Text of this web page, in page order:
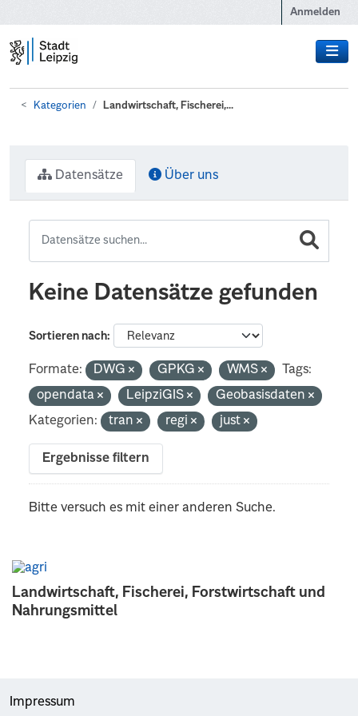
Anmelden
Kategorien Landwirtschaft, Fischerei,...
Landwirtschaft, Fischerei, Forstwirtschaft und
Nahrungsmittel
Datensätze Über uns
Keine Datensätze gefunden
Sortieren nach
Formate: DWG GPKG WMS
Tags:
opendata
LeipziGIS
Geobasisdaten
Kategorien:
tran regi just
Ergebnisse filtern
Bitte versuch es mit einer anderen Suche.
Impressum